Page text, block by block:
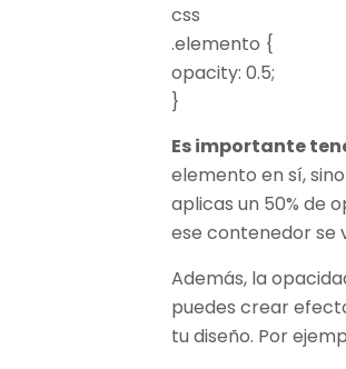
css
.elemento {
opacity: 0.5;
}
Es importante
elemento en sí,
aplicas un 50% de
ese contenedor se
Además, la
puedes crear
tu diseño. Por